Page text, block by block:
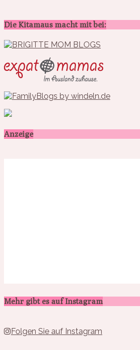
Die Kitamaus macht mit bei:
Anzeige
Mehr gibt es auf Instagram
Folgen Sie auf Instagram